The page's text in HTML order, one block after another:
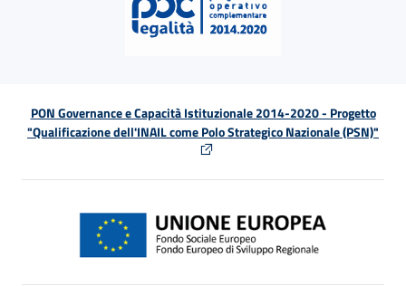
PON Governance e Capacità Istituzionale 2014-2020 - Progetto
"Qualificazione dell'INAIL come Polo Strategico Nazionale (PSN)"